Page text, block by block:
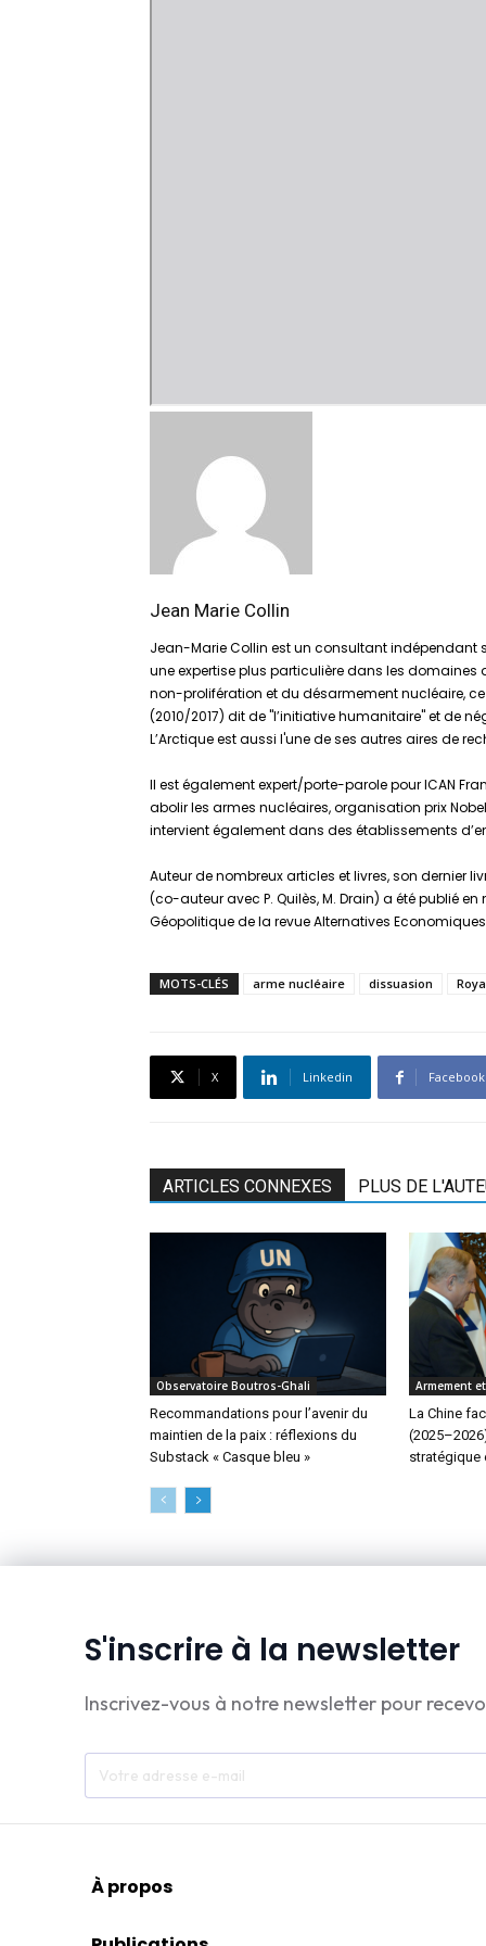
Jean Marie Collin
Jean-Marie Collin est un consultant indépendant
une expertise plus particulière dans les
non-prolifération et du désarmement nucléaire,
(2010/2017) dit de "l’initiative humanitaire" et de
L’Arctique est aussi l'une de ses autres aires de
Il est également expert/porte-parole pour ICAN
abolir les armes nucléaires, organisation prix
intervient également dans des établissements
Auteur de nombreux articles et livres, son dernier
(co-auteur avec P. Quilès, M. Drain) a été publié
Géopolitique de la revue Alternatives
MOTS-CLÉS arme nucléaire dissuasion
X Linkedin Facebook
ARTICLES CONNEXES PLUS DE
Observatoire Boutros-Ghali
Recommandations pour l’avenir du
maintien de la paix : réflexions du
Substack « Casque bleu »
Armement
La Chine
stratégique
S'inscrire à la newsletter
Inscrivez-vous à notre newsletter pour
À propos